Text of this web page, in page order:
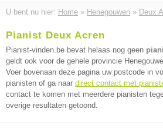
U bent nu hier: Home » Henegouwen » Deux
Pianist Deux Acren
Pianist-vinden.be bevat helaas nog geen
geldt ook voor de gehele provincie
Voer bovenaan deze pagina uw postcode in
pianisten of ga naar direct contact met
contact te komen met meerdere pianisten
overige resultaten getoond.